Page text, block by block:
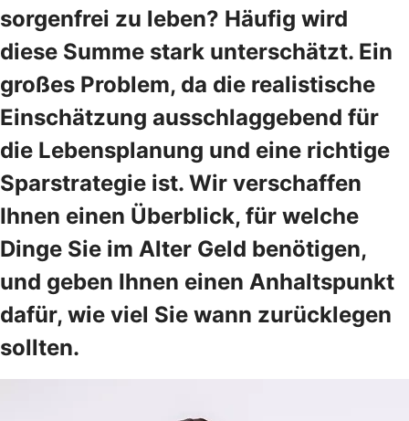
sorgenfrei zu leben? Häufig wird
diese Summe stark unterschätzt. Ein
großes Problem, da die realistische
Einschätzung ausschlaggebend für
die Lebensplanung und eine richtige
Sparstrategie ist. Wir verschaffen
Ihnen einen Überblick, für welche
Dinge Sie im Alter Geld benötigen,
und geben Ihnen einen Anhaltspunkt
dafür, wie viel Sie wann zurücklegen
sollten.